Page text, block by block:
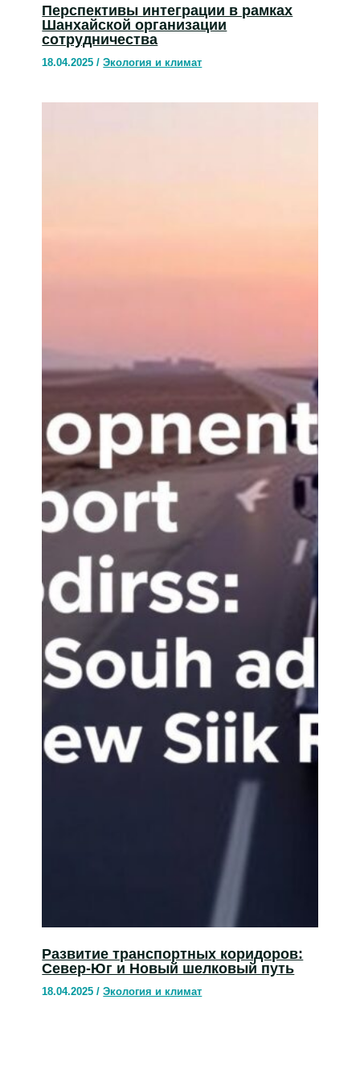
Перспективы интеграции в рамках
Шанхайской организации
сотрудничества
18.04.2025/Экология и климат
Развитие транспортных коридоров:
Север-Юг и Новый шелковый путь
18.04.2025/Экология и климат